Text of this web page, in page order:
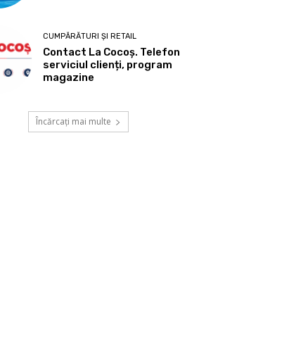
CUMPĂRĂTURI ȘI RETAIL
Contact La Cocoș. Telefon
serviciul clienți, program
magazine
Încărcați mai multe